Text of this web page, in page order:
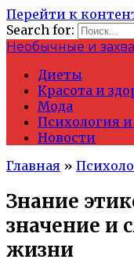
Перейти к
Search for:
Необычные и
Диеты
Красота и
Мода
Психология
Новости
Главная »
Знание
значение и
жизни